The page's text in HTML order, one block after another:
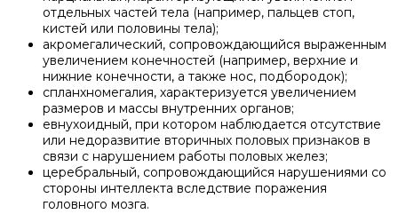
отдельных частей тела (например, пальцев стоп,
кистей или половины тела);
акромегалический, сопровождающийся выраженным
увеличением конечностей (например, верхние и
нижние конечности, а также нос, подбородок);
спланхномегалия, характеризуется увеличением
размеров и массы внутренних органов;
евнухоидный, при котором наблюдается отсутствие
или недоразвитие вторичных половых признаков в
связи с нарушением работы половых желез;
церебральный, сопровождающийся нарушениями со
стороны интеллекта вследствие поражения
головного мозга.